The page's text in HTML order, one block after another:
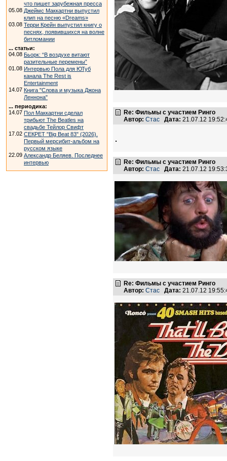
что пишет зарубежная пресса
05.08 Джеймс Маккартни выпустил
клип на песню «Dreams»
03.08 Терри Крейн выпустил книгу о
песнях, появившихся на волне
битломании
... статьи:
04.08 Бьорк: “В воздухе витают
разительные перемены”
01.08 Интервью Пола для ЮТуб
канала The Rest is
Entertainment
14.07 Книга "Слова и музыка Джона
Леннона"
... периодика:
14.07 Пол Маккартни сделал
трибьют The Beatles на
свадьбе Тейлор Свифт
17.02 СЕКРЕТ "Big Beat 83" (2026).
Первый мерсибит-альбом на
русском языке
22.09 Александр Беляев. Последнее
интервью
Re: Фильмы с участием Ринго
Автор: Стас Дата: 21.07.12
.
Re: Фильмы с участием Ринго
Автор: Стас Дата: 21.07.12
Re: Фильмы с участием Ринго
Автор: Стас Дата: 21.07.12